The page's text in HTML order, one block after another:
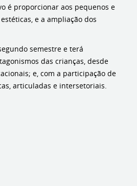
é proporcionar aos pequenos e
e a ampliação dos
semestre e terá
das crianças, desde
e, com a participação de
articuladas e intersetoriais.